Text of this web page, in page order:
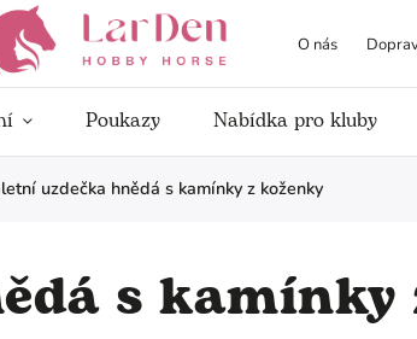
O nás
Poukazy Nabídka pro kluby
uzdečka hnědá s kamínky z koženky
s kamínky